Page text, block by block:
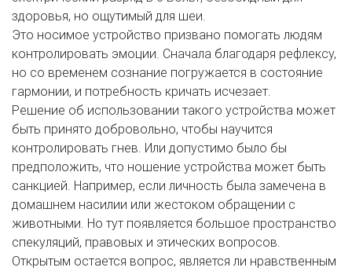
здоровья, но ощутимый для шеи.
Это носимое устройство призвано помогать людям
контролировать эмоции. Сначала благодаря рефлексу,
но со временем сознание погружается в состояние
гармонии, и потребность кричать исчезает.
Решение об использовании такого устройства может
быть принято добровольно, чтобы научится
контролировать гнев. Или допустимо было бы
предположить, что ношение устройства может быть
санкцией. Например, если личность была замечена в
домашнем насилии или жестоком обращении с
животными. Но тут появляется большое пространство
спекуляций, правовых и этических вопросов.
Открытым остается вопрос, является ли нравственным